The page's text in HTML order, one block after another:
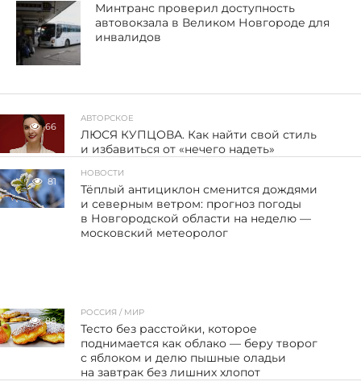
Минтранс проверил доступность
автовокзала в Великом Новгороде для
инвалидов
66
АВТОРСКОЕ
ЛЮСЯ КУПЦОВА. Как найти свой стиль
и избавиться от «нечего надеть»
81
НОВОСТИ
Тёплый антициклон сменится дождями
и северным ветром: прогноз погоды
в Новгородской области на неделю —
московский метеоролог
88
РОССИЯ / МИР
Тесто без расстойки, которое
поднимается как облако — беру творог
с яблоком и делю пышные оладьи
на завтрак без лишних хлопот